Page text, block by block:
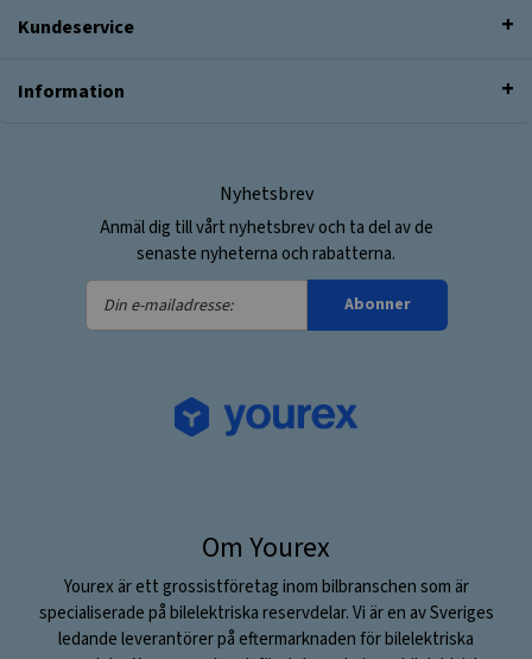
Kundeservice
Information
Nyhetsbrev
Anmäl dig till vårt nyhetsbrev och ta del av de
senaste nyheterna och rabatterna.
Din
e-
Abonner
Om Yourex
Yourex är ett grossistföretag inom bilbranschen som är
specialiserade på bilelektriska reservdelar. Vi är en av Sveriges
ledande leverantörer på eftermarknaden för bilelektriska